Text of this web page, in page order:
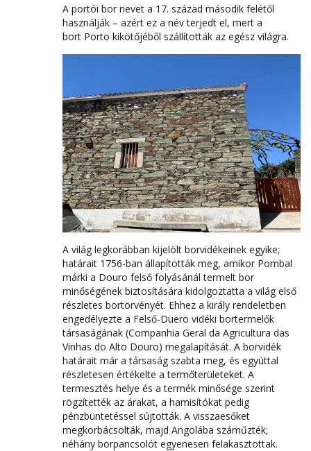
A portói bor nevet a 17. század második felétől
használják – azért ez a név terjedt el, mert a
bort Porto kikötőjéből szállították az egész világra.
A világ legkorábban kijelölt borvidékeinek egyike;
határait 1756-ban állapították meg, amikor Pombal
márki a Douro felső folyásánál termelt bor
minőségének biztosítására kidolgoztatta a világ első
részletes bortörvényét. Ehhez a király rendeletben
engedélyezte a Felső-Duero vidéki bortermelők
társaságának (Companhia Geral da Agricultura das
Vinhas do Alto Douro) megalapítását. A borvidék
határait már a társaság szabta meg, és egyúttal
részletesen értékelte a termőterületeket. A
termesztés helye és a termék minősége szerint
rögzítették az árakat, a hamisítókat pedig
pénzbüntetéssel sújtották. A visszaesőket
megkorbácsolták, majd Angolába száműzték;
néhány borpancsolót egyenesen felakasztottak.